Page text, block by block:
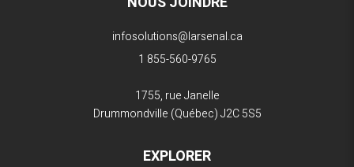
infosolutions@larsenal.ca
1 855-560-9765
1755, rue Janelle
Drummondville (Québec)J2C 5S5
EXPLORER